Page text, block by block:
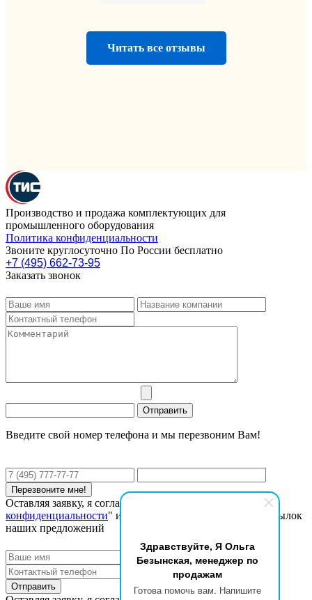
Здравствуйте, Я Ольга
Безынская, менеджер по
продажам
Готова помочь вам. Напишите
Читать все отзывы
Производство и продажа комплектующих для
промышленного оборудования
Политика конфиденциальности
Звоните круглосуточно По России бесплатно
+7 (495) 662-73-95
Заказать звонок
Введите свой номер телефона и мы перезвоним Вам!
Оставляя заявку, я соглашаюсь с "
конфиденциальности" и даю согласие на получение рассылок
наших предложений